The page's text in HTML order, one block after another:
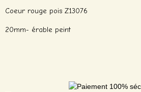
Coeur rouge pois Z13076
20mm- érable peint